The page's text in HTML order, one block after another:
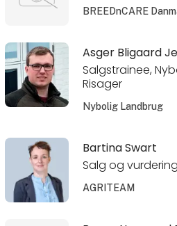
BREEDnCARE
Asger Bligaard
Salgstrainee,
Risager
Nybolig Landbrug
Bartina Swart
Salg og vurdering
AGRITEAM